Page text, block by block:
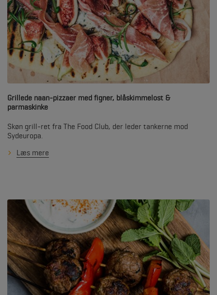
Grillede naan-pizzaer med figner, blåskimmelost &
parmaskinke
Skøn grill-ret fra The Food Club, der leder tankerne mod
Sydeuropa.
Læs mere